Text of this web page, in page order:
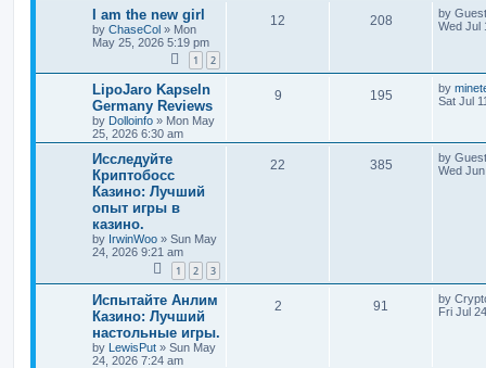
I am the new girl
by ChaseCol » Mon
May 25, 2026 5:19 pm
1 2
12 208 by Guest
Wed Jul
LipoJaro Kapseln
Germany Reviews
by Dolloinfo » Mon May
25, 2026 6:30 am
9 195 by
Sat Jul
Исследуйте
Криптобосс
Казино: Лучший
опыт игры в
казино.
by IrwinWoo » Sun May
24, 2026 9:21 am
1 2 3
22 385 by Guest
Wed
Испытайте Анлим
Казино: Лучший
настольные игры.
by LewisPut » Sun May
24, 2026 7:24 am
2 91 by
Fri Jul